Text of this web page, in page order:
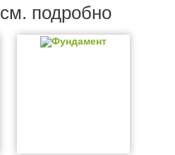
подробно
Фундамент